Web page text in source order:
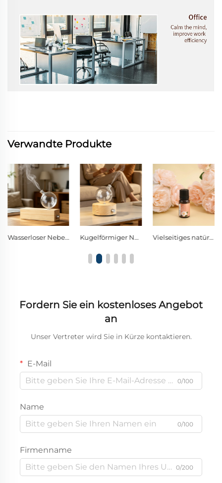
Verwandte Produkte
Kugelförmiger Nebel-Diffusor aus Borosilikatglas mit einzelner Drehregler-Steuereinheit und warmer LED-Dekor-Nachtlampe Vielseitiges natürliches ätherisches Öl für Aromatherapie zu Hause, als Auto-Frischhalter sowie für DIY-Duftprojekte Luxuriöses natürliches Pflanzen-Duftöl, hochwertiges aromatisches Ätheröl für Wohnaccessoires und Hotel-Atmosphäre
Fordern Sie ein kostenloses Angebot
an
Unser Vertreter wird Sie in Kürze kontaktieren.
E-Mail
0/100
Name
0/100
Firmenname
0/200